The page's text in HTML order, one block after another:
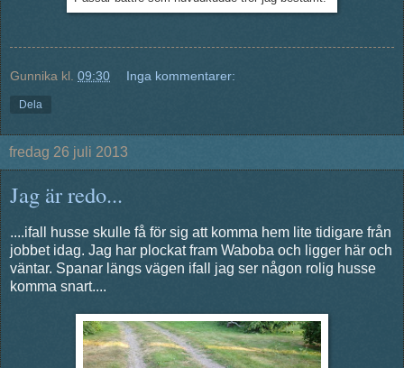
Gunnika kl. 09:30 Inga kommentarer:
Dela
fredag 26 juli 2013
Jag är redo...
....ifall husse skulle få för sig att komma hem lite tidigare från
jobbet idag. Jag har plockat fram Waboba och ligger här och
väntar. Spanar längs vägen ifall jag ser någon rolig husse
komma snart....